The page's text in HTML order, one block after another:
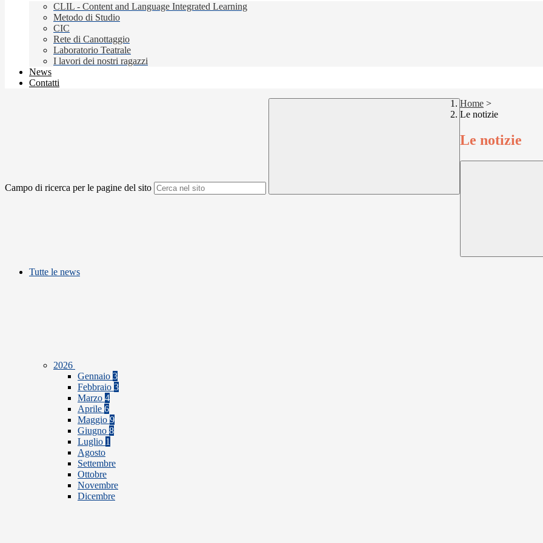
CLIL - Content and Language Integrated Learning
Metodo di Studio
CIC
Rete di Canottaggio
Laboratorio Teatrale
I lavori dei nostri ragazzi
News
Contatti
Campo di ricerca per le pagine del sito
Home >
Le notizie
Le notizie
Tutte le news
2026
Gennaio 3
Febbraio 3
Marzo 4
Aprile 6
Maggio 9
Giugno 8
Luglio 1
Agosto
Settembre
Ottobre
Novembre
Dicembre